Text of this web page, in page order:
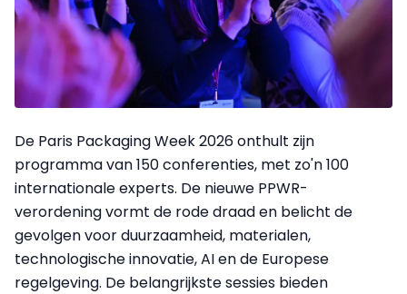
De Paris Packaging Week 2026 onthult zijn
programma van 150 conferenties, met zo'n 100
internationale experts. De nieuwe PPWR-
verordening vormt de rode draad en belicht de
gevolgen voor duurzaamheid, materialen,
technologische innovatie, AI en de Europese
regelgeving. De belangrijkste sessies bieden